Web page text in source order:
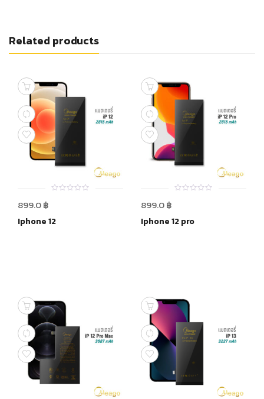
Related products
5
899.0฿
Iphone 12
5
899.0฿
Iphone 12 pro